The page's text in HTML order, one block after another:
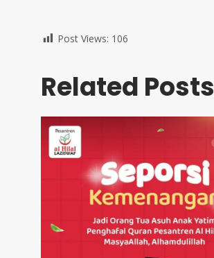
Post Views: 106
Related Posts